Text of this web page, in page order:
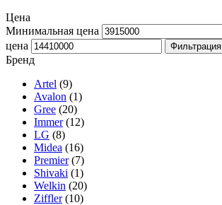
Цена
Минимальная цена
цена
Фильтрация
Бренд
Artel (9)
Avalon (1)
Gree (20)
Immer (12)
LG (8)
Midea (16)
Premier (7)
Shivaki (1)
Welkin (20)
Ziffler (10)